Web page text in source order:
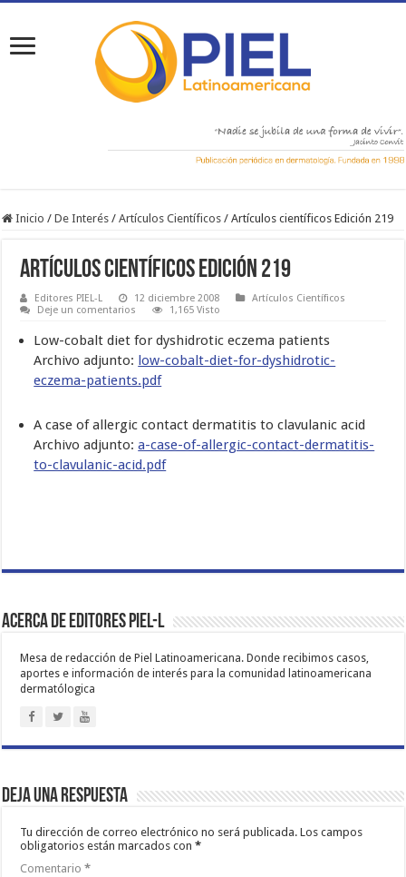
Inicio / De Interés / Artículos Científicos / Artículos científicos Edición 219
Artículos científicos Edición 219
Editores PIEL-L 12 diciembre 2008
Artículos Científicos
Deje un comentarios
1,165 Visto
Low-cobalt diet for dyshidrotic eczema patients
Archivo adjunto: low-cobalt-diet-for-dyshidrotic-
eczema-patients.pdf
A case of allergic contact dermatitis to clavulanic acid
Archivo adjunto:a-case-of-allergic-contact-dermatitis-
to-clavulanic-acid.pdf
Acerca de Editores PIEL-L
Mesa de redacción de Piel Latinoamericana. Donde recibimos casos,
aportes e información de interés para la comunidad latinoamericana
dermatólogica
Deja una respuesta
Tu dirección de correo electrónico no será publicada. Los campos
obligatorios están marcados con*
Comentario*